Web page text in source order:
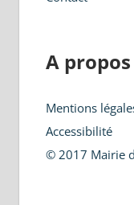
A propos
Mentions
Accessibilité
© 2017 Mairie